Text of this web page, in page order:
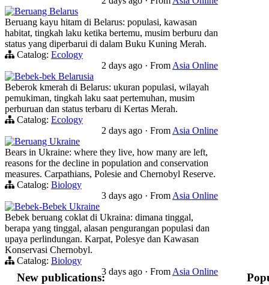
Beruang Belarus
Beruang kayu hitam di Belarus: populasi, kawasan
habitat, tingkah laku ketika bertemu, musim berburu dan
status yang diperbarui di dalam Buku Kuning Merah.
Catalog: Ecology
2 days ago · FromAsia Online
Bebek-bek Belarusia
Beberok kmerah di Belarus: ukuran populasi, wilayah
pemukiman, tingkah laku saat pertemuhan, musim
perburuan dan status terbaru di Kertas Merah.
Catalog: Ecology
2 days ago · FromAsia Online
Beruang Ukraine
Bears in Ukraine: where they live, how many are left,
reasons for the decline in population and conservation
measures. Carpathians, Polesie and Chernobyl Reserve.
Catalog: Biology
3 days ago · FromAsia Online
Bebek-Bebek Ukraine
Bebek beruang coklat di Ukraina: dimana tinggal,
berapa yang tinggal, alasan pengurangan populasi dan
upaya perlindungan. Karpat, Polesye dan Kawasan
Konservasi Chernobyl.
Catalog: Biology
3 days ago · FromAsia Online
New publications: